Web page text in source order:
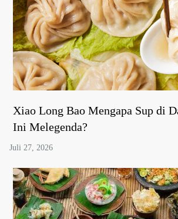
Xiao Long Bao Mengapa Sup di
Ini Melegenda?